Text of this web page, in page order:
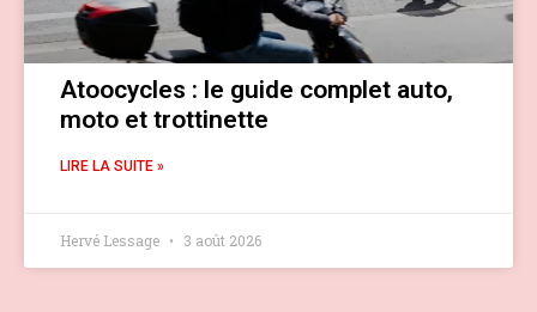
Atoocycles : le guide complet auto,
moto et trottinette
LIRE LA SUITE »
Hervé Lessage 3 août 2026